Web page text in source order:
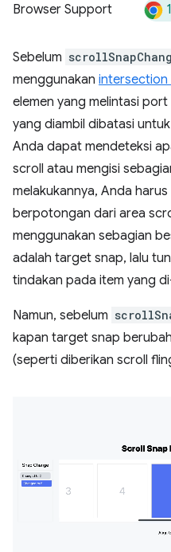
Browser Support
Sebelum
menggunakan
elemen yang melintasi
yang diambil dibatasi
Anda dapat mendeteksi
scroll atau mengisi
melakukannya, Anda
berpotongan dari area
menggunakan sebagian
adalah target snap, lalu
tindakan pada item yang
Namun, sebelum
kapan target snap
(seperti diberikan scroll